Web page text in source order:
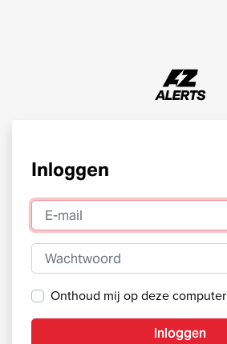
Inloggen
E-mail
Wachtwoord
Onthoud mij op deze computer
Inloggen